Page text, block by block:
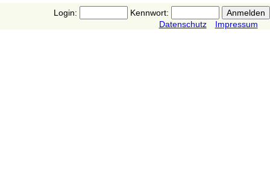
Login:
Kennwort:
Datenschutz
Impressum